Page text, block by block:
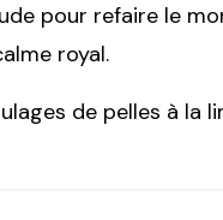
pour refaire le
royal.
de pelles à la